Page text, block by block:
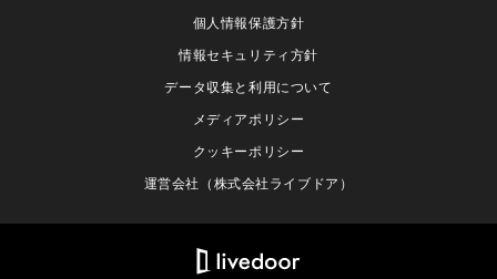
個人情報保護方針
情報セキュリティ方針
データ収集と利用について
メディアポリシー
クッキーポリシー
運営会社（株式会社ライブドア）